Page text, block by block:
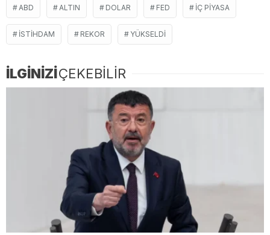
ABD ALTIN DOLAR FED IÇ PIYASA
ISTIHDAM REKOR YÜKSELDI
İLGİNİZİÇEKEBİLİR